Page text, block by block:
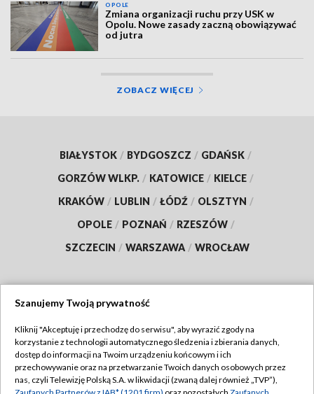
OPOLE
Zmiana organizacji ruchu przy USK w
Opolu. Nowe zasady zaczną obowiązywać
od jutra
ZOBACZ WIĘCEJ
BIAŁYSTOK / BYDGOSZCZ / GDAŃSK /
GORZÓW WLKP. / KATOWICE / KIELCE /
KRAKÓW / LUBLIN / ŁÓDŹ / OLSZTYN /
OPOLE / POZNAŃ / RZESZÓW /
SZCZECIN / WARSZAWA / WROCŁAW
TVP
Abonament TVP
Emisja w TVP
Regulamin TVP
Szanujemy Twoją prywatność
Kliknij "Akceptuję i przechodzę do serwisu", aby wyrazić zgody na
korzystanie z technologii automatycznego śledzenia i zbierania danych,
dostęp do informacji na Twoim urządzeniu końcowym i ich
przechowywanie oraz na przetwarzanie Twoich danych osobowych przez
nas, czyli Telewizję Polską S.A. w likwidacji (zwaną dalej również „TVP”),